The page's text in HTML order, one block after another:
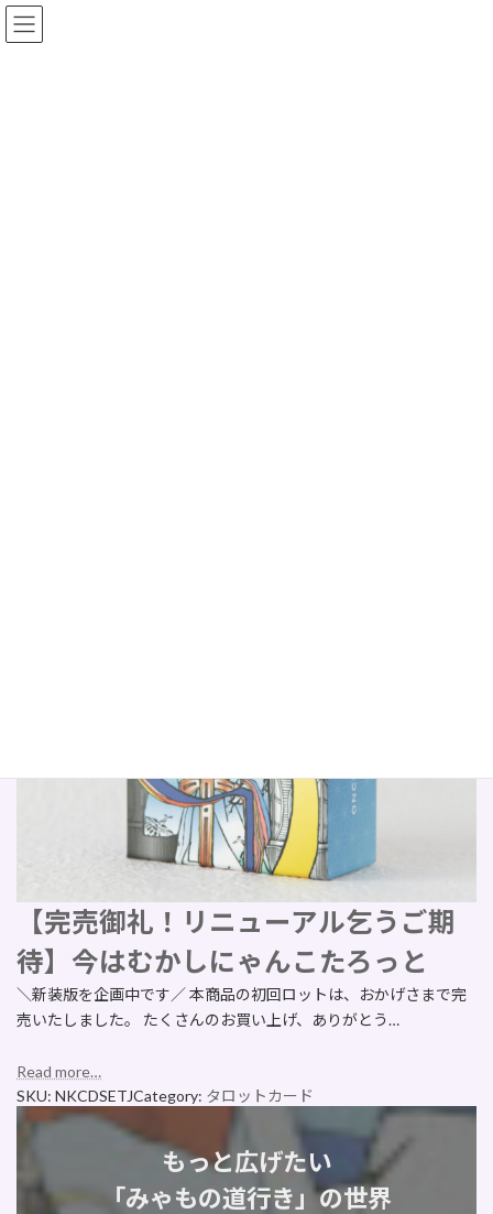
コ
ン
ナ
ビ
【完売御礼！リニューアル乞うご期
待】今はむかしにゃんこたろっと
＼新装版を企画中です／ 本商品の初回ロットは、おかげさまで完
売いたしました。 たくさんのお買い上げ、ありがとう…
Read more…
SKU: NKCDSETJCategory: タロットカード
もっと広げたい
「みゃもの道行き」の世界